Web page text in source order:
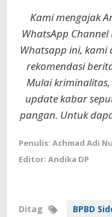
Kami mengajak
WhatsApp Channel
Whatsapp ini, kami
rekomendasi
Mulai
update kabar
pangan. Untuk
Penulis: Achmad Adi
Editor: Andika DP
Ditag BPBD